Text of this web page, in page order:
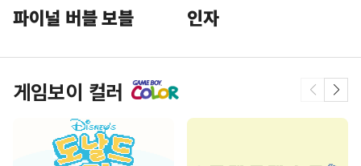
파이널 버블 보블 인자
게임보이 컬러